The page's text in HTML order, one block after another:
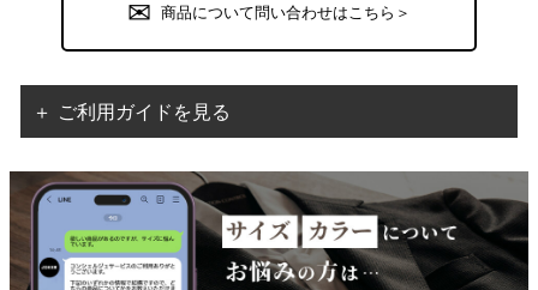
商品について問い合わせはこちら＞
＋ ご利用ガイドを見る